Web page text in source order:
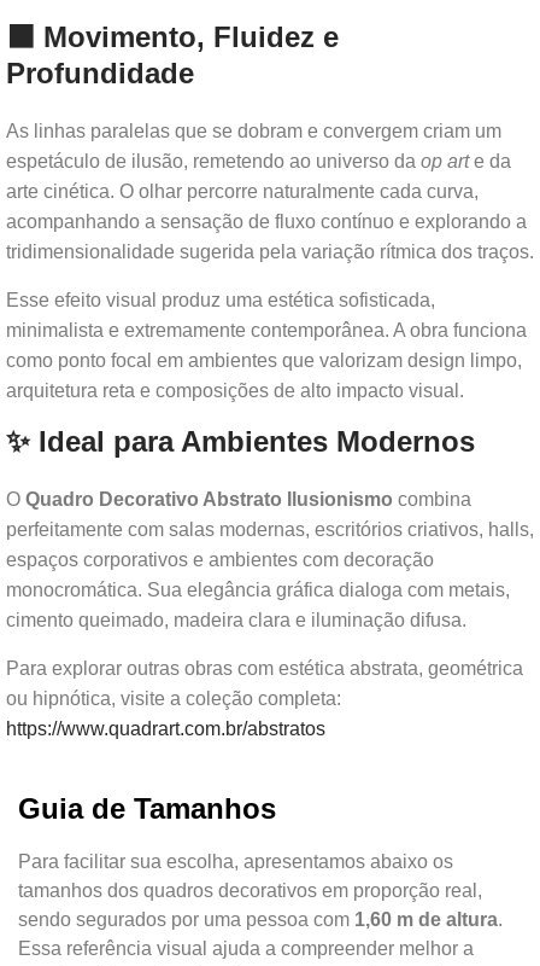
⬛ Movimento, Fluidez e
Profundidade
As linhas paralelas que se dobram e convergem criam um
espetáculo de ilusão, remetendo ao universo da op arte da
arte cinética. O olhar percorre naturalmente cada curva,
acompanhando a sensação de fluxo contínuo e explorando a
tridimensionalidade sugerida pela variação rítmica dos traços.
Esse efeito visual produz uma estética sofisticada,
minimalista e extremamente contemporânea. A obra funciona
como ponto focal em ambientes que valorizam design limpo,
arquitetura reta e composições de alto impacto visual.
✨ Ideal para Ambientes Modernos
O Quadro Decorativo Abstrato Ilusionismo combina
perfeitamente com salas modernas, escritórios criativos, halls,
espaços corporativos e ambientes com decoração
monocromática. Sua elegância gráfica dialoga com metais,
cimento queimado, madeira clara e iluminação difusa.
Para explorar outras obras com estética abstrata, geométrica
ou hipnótica, visite a coleção completa:
https://www.quadrart.com.br/abstratos
Guia de Tamanhos
Para facilitar sua escolha, apresentamos abaixo os
tamanhos dos quadros decorativos em proporção real,
sendo segurados por uma pessoa com 1,60 m de altura.
Essa referência visual ajuda a compreender melhor a